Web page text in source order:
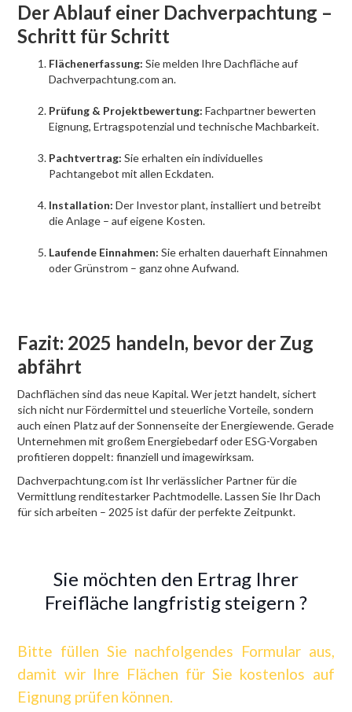
Der Ablauf einer Dachverpachtung –
Schritt für Schritt
Flächenerfassung: Sie melden Ihre Dachfläche auf
Dachverpachtung.com an.
Prüfung & Projektbewertung: Fachpartner bewerten
Eignung, Ertragspotenzial und technische Machbarkeit.
Pachtvertrag: Sie erhalten ein individuelles
Pachtangebot mit allen Eckdaten.
Installation: Der Investor plant, installiert und betreibt
die Anlage – auf eigene Kosten.
Laufende Einnahmen: Sie erhalten dauerhaft Einnahmen
oder Grünstrom – ganz ohne Aufwand.
Fazit: 2025 handeln, bevor der Zug
abfährt
Dachflächen sind das neue Kapital. Wer jetzt handelt, sichert
sich nicht nur Fördermittel und steuerliche Vorteile, sondern
auch einen Platz auf der Sonnenseite der Energiewende. Gerade
Unternehmen mit großem Energiebedarf oder ESG-Vorgaben
profitieren doppelt: finanziell und imagewirksam.
Dachverpachtung.com ist Ihr verlässlicher Partner für die
Vermittlung renditestarker Pachtmodelle. Lassen Sie Ihr Dach
für sich arbeiten – 2025 ist dafür der perfekte Zeitpunkt.
Sie möchten den Ertrag Ihrer
Freifläche langfristig steigern ?
Bitte füllen Sie nachfolgendes Formular aus,
damit wir Ihre Flächen für Sie kostenlos auf
Eignung prüfen können.